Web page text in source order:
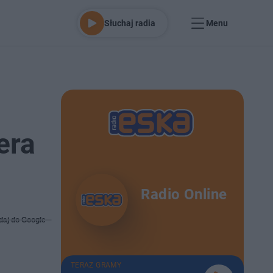
Słuchaj radia Menu
do Google
Radio Online
TERAZ GRAMY